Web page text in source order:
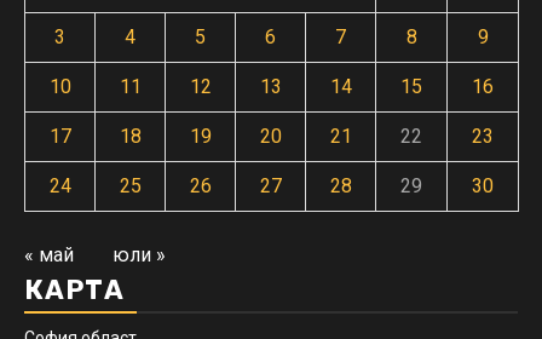
3 4 5 6 7 8 9
10 11 12 13 14 15 16
17 18 19 20 21 22 23
24 25 26 27 28 29 30
« май юли »
КАРТА